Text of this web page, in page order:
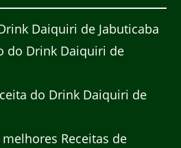
Daiquiri de Jabuticaba
do Drink Daiquiri de
do Drink Daiquiri de
Receitas de